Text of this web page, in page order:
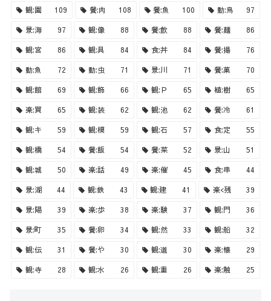
観:園 109 餐:肉 108 餐:魚 100 動:鳥 97
景:海 97 観:像 88 餐:飲 88 餐:麺 86
観:宮 86 観:具 84 食:丼 84 餐:揚 76
動:魚 72 動:虫 71 景:川 71 餐:菓 70
観:館 69 観:飾 66 観:Ｐ 65 植:樹 65
楽:買 65 観:装 62 観:池 62 餐:冷 61
観:キ 59 観:模 59 観:石 57 食:定 55
観:橋 54 餐:飯 54 餐:菜 52 景:山 51
観:城 50 楽:話 49 楽:催 45 食:串 44
景:湖 44 観:鉄 43 観:建 41 楽<残 39
景:陽 39 楽:歩 38 楽:験 37 観:門 36
景:町 35 餐:卵 34 観:然 33 観:船 32
観:伝 31 餐:や 30 観:道 30 楽:懐 29
観:寺 28 観:水 26 観:重 26 楽:触 25